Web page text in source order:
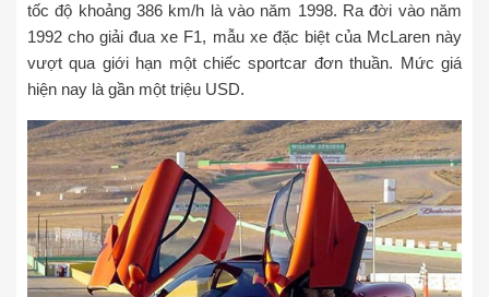
tốc độ khoảng 386 km/h là vào năm 1998. Ra đời vào năm
1992 cho giải đua xe F1, mẫu xe đặc biệt của McLaren này
vượt qua giới hạn một chiếc sportcar đơn thuần. Mức giá
hiện nay là gần một triệu USD.